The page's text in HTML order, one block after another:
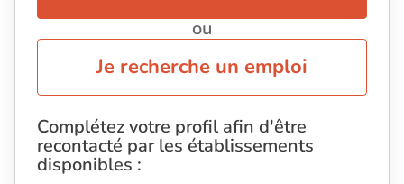
ou
Je recherche un emploi
Complétez votre profil afin d'être
recontacté par les établissements
disponibles :